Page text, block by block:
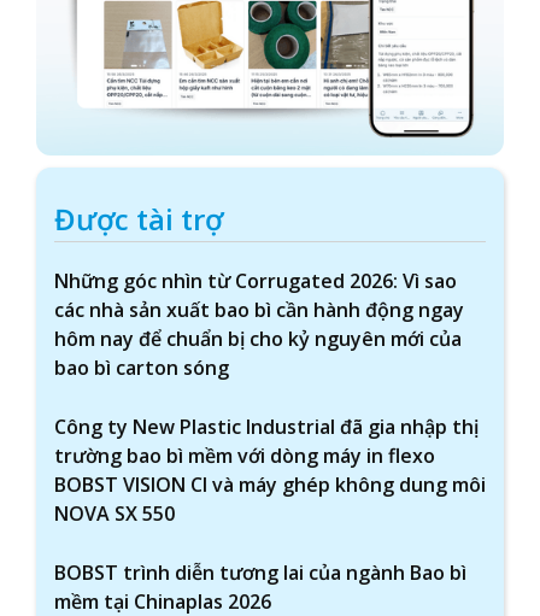
Được tài trợ
Những góc nhìn từ Corrugated 2026: Vì sao
các nhà sản xuất bao bì cần hành động ngay
hôm nay để chuẩn bị cho kỷ nguyên mới của
bao bì carton sóng
Công ty New Plastic Industrial đã gia nhập thị
trường bao bì mềm với dòng máy in flexo
BOBST VISION CI và máy ghép không dung môi
NOVA SX 550
BOBST trình diễn tương lai của ngành Bao bì
mềm tại Chinaplas 2026